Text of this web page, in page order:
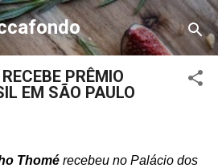
o conteúdo principal
PRÊMIO
EM SÃO PAULO
Thomé recebeu no Palácio dos